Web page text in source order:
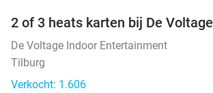
2 of 3 heats karten bij De Voltage
De Voltage Indoor Entertainment
Tilburg
Verkocht: 1.606